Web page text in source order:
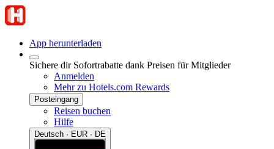
App herunterladen
Sichere dir Sofortrabatte dank Preisen für Mitglieder
Anmelden
Mehr zu Hotels.com Rewards
Posteingang
Reisen buchen
Hilfe
Deutsch · EUR · DE